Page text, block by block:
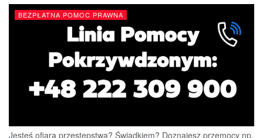
BEZPŁATNA POMOC PRAWNA
Jesteś ofiarą przestępstwa? Świadkiem? Doznajesz przemocy np.